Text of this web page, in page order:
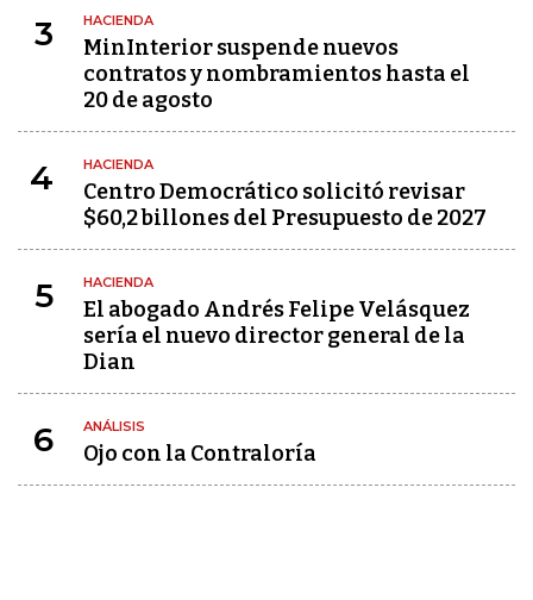
3 HACIENDA
MinInterior suspende nuevos
contratos y nombramientos hasta el
20 de agosto
4 HACIENDA
Centro Democrático solicitó revisar
$60,2 billones del Presupuesto de 2027
5 HACIENDA
El abogado Andrés Felipe Velásquez
sería el nuevo director general de la
Dian
6 ANÁLISIS
Ojo con la Contraloría